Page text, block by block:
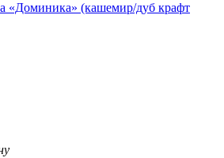
«Доминика» (кашемир/дуб крафт